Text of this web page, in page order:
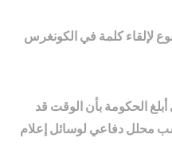
لإلقاء كلمة في الكونغرس
الحكومة بأن الوقت قد
محلل دفاعي لوسائل إعلام